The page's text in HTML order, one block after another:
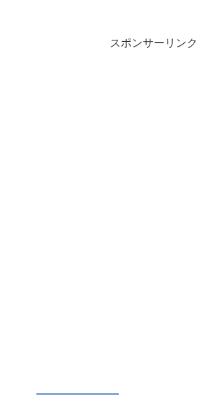
スポンサーリンク